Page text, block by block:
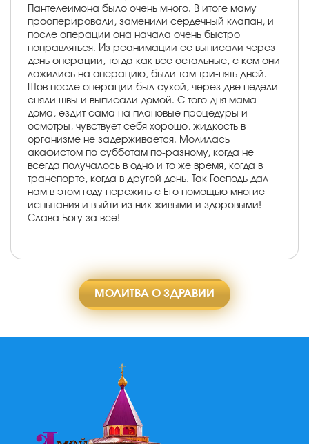
Пантелеимона было очень много. В итоге маму
прооперировали, заменили сердечный клапан, и
после операции она начала очень быстро
поправляться. Из реанимации ее выписали через
день операции, тогда как все остальные, с кем они
ложились на операцию, были там три-пять дней.
Шов после операции был сухой, через две недели
сняли швы и выписали домой. С того дня мама
дома, ездит сама на плановые процедуры и
осмотры, чувствует себя хорошо, жидкость в
организме не задерживается. Молилась
акафистом по субботам по-разному, когда не
всегда получалось в одно и то же время, когда в
транспорте, когда в другой день. Так Господь дал
нам в этом году пережить с Его помощью многие
испытания и выйти из них живыми и здоровыми!
Слава Богу за все!
МОЛИТВА О ЗДРАВИИ